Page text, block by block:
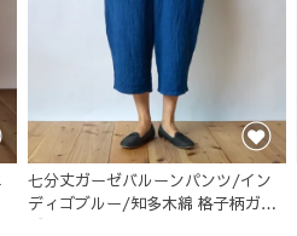
七分丈ガーゼバルーンパンツ/イン
ディゴブルー/知多木綿 格子柄ガー